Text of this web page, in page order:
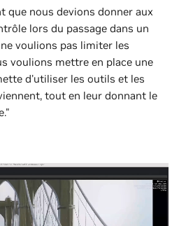
que nous devions donner aux
lors du passage dans un
voulions pas limiter les
voulions mettre en place une
d'utiliser les outils et les
tout en leur donnant le